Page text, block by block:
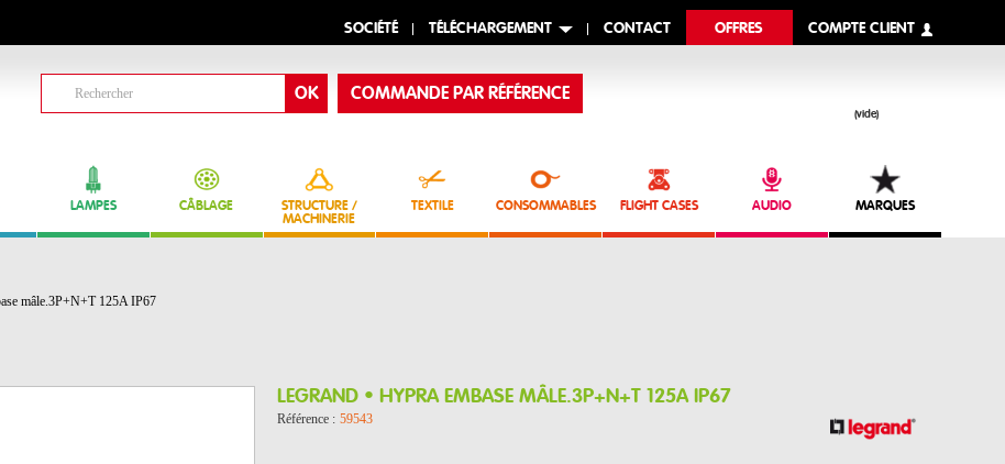
SOCIÉTÉ TÉLÉCHARGEMENT CONTACT OFFRES COMPTE CLIENT
(vide)
COMMANDE PAR RÉFÉRENCE
LAMPES CÂBLAGE
STRUCTURE /
MACHINERIE
TEXTILE CONSOMMABLES FLIGHT CASES AUDIO MARQUES
mâle.3P+N+T 125A IP67
LEGRAND • HYPRA EMBASE MÂLE.3P+N+T 125A IP67
Référence : 59543